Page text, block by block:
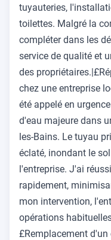
tuyauteries,
toilettes. Malgré la
compléter dans les
service de qualité et
des
chez une entreprise
été appelé en
d'eau majeure dans
les-Bains. Le tuyau
éclaté, inondant le
l'entreprise. J'ai
rapidement,
mon intervention,
opérations
£Remplacement